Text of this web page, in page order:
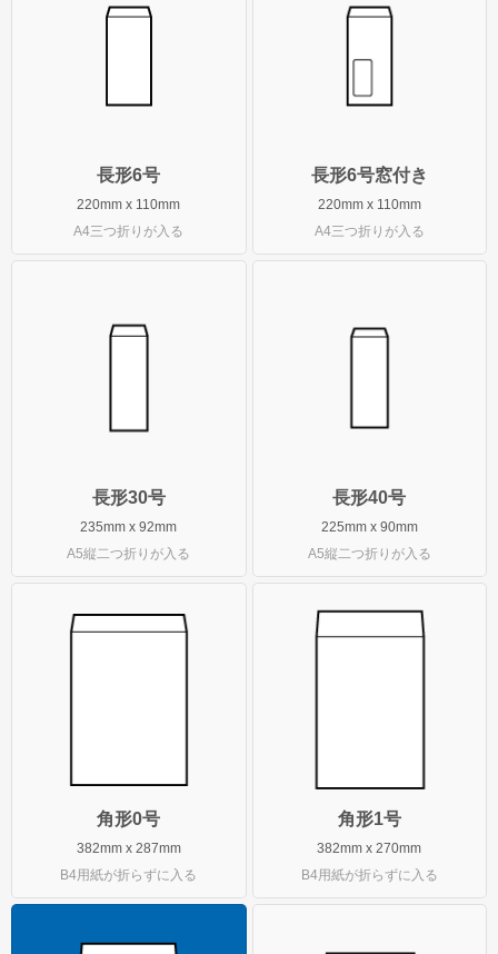
長形3号封筒の特徴
ご注文について
ご注文の流れ
配送・送料について
オリジナルうちわ製作所
印鑑・ゴム印製作所
お名前シール製作所
長形6号
220mm x 110mm
A4三つ折りが入る
長形6号窓付き
220mm x 110mm
A4三つ折りが入る
長形30号
235mm x 92mm
A5縦二つ折りが入る
長形40号
225mm x 90mm
A5縦二つ折りが入る
角形0号
382mm x 287mm
B4用紙が折らずに入る
角形1号
382mm x 270mm
B4用紙が折らずに入る